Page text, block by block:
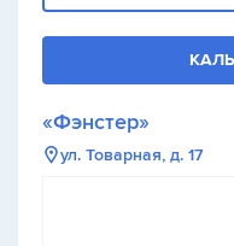
«Фэнстер»
ул. Товарная, д. 17